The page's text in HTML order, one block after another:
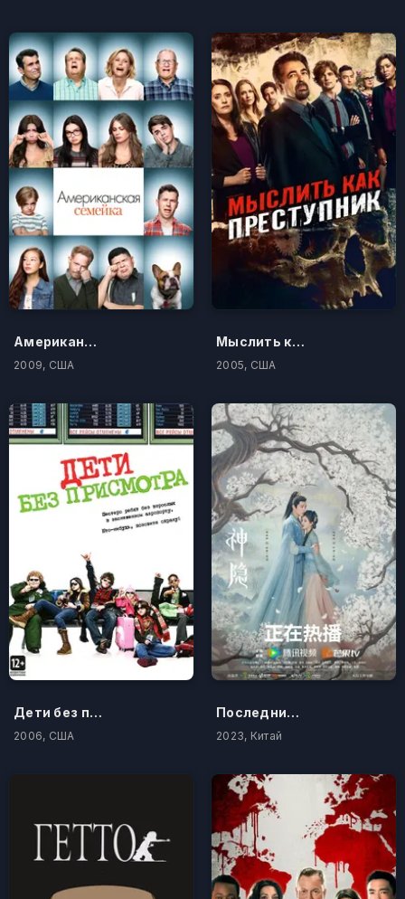
Американская семейка
2009, США
Мыслить как преступник
2005, США
Дети без присмотра
2006, США
Последний бессмертный
2023, Китай